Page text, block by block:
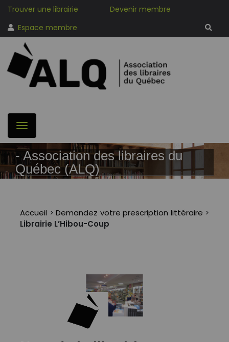
Trouver une librairie
Devenir membre
Espace membre
- Association des libraires du
Québec (ALQ)
Accueil > Demandez votre prescription littéraire >
Librairie L’Hibou-Coup